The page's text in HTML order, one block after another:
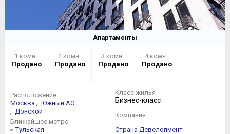
Апартаменты
1 комн.
Продано
2 комн.
Продано
3 комн.
Продано
4 комн.
Продано
Расположение
Москва , Южный АО
, Донской
Ближайшее метро
Тульская
Класс жилья
Бизнес-класс
Компания
Страна Девелопмент